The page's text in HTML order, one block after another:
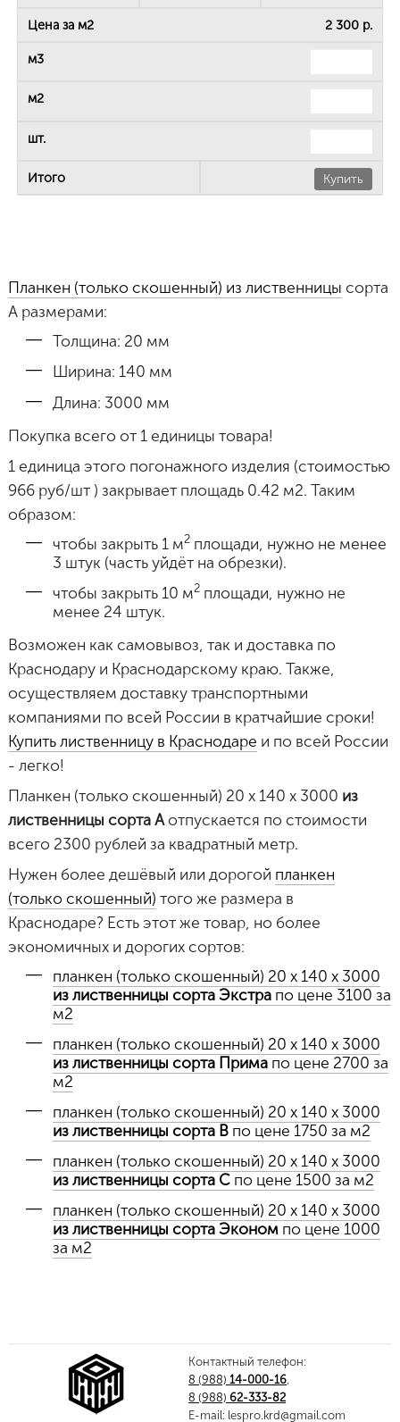
2 300 р.
Купить
Планкен (только скошенный) из лиственницы сорта
А размерами:
Толщина: 20 мм
Ширина: 140 мм
Длина: 3000 мм
Покупка всего от 1 единицы товара!
1 единица этого погонажного изделия (стоимостью
966 руб/шт ) закрывает площадь 0.42 м2. Таким
образом:
чтобы закрыть 1 м2площади, нужно не менее
3 штук (часть уйдёт на обрезки).
чтобы закрыть 10 м2площади, нужно не
менее 24 штук.
Возможен как самовывоз, так и доставка по
Краснодару и Краснодарскому краю. Также,
осуществляем доставку транспортными
компаниями по всей России в кратчайшие сроки!
Купить лиственницу в Краснодаре и по всей России
- легко!
Планкен (только скошенный) 20 х 140 х 3000 из
лиственницы сорта Аотпускается по стоимости
всего 2300 рублей за квадратный метр.
Нужен более дешёвый или дорогой планкен
(только скошенный) того же размера в
Краснодаре? Есть этот же товар, но более
экономичных и дорогих сортов:
планкен (только скошенный) 20 х 140 х 3000
из лиственницы сорта Экстрапо цене 3100 за
м2
планкен (только скошенный) 20 х 140 х 3000
из лиственницы сорта Примапо цене 2700 за
м2
планкен (только скошенный) 20 х 140 х 3000
из лиственницы сорта Bпо цене 1750 за м2
планкен (только скошенный) 20 х 140 х 3000
из лиственницы сорта Cпо цене 1500 за м2
планкен (только скошенный) 20 х 140 х 3000
из лиственницы сорта Экономпо цене 1000
за м2
Контактный телефон:
8 (988) 14-000-16
8 (988)62-333-82
E-mail: lespro.krd@gmail.com